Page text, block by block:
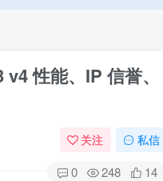
性能、IP 信誉、
关注 私信
0 248 14